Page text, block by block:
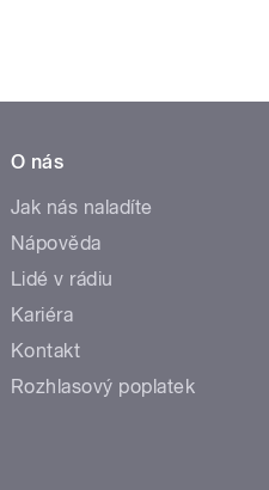
O nás
Jak nás naladíte
Nápověda
Lidé v rádiu
Kariéra
Kontakt
Rozhlasový poplatek